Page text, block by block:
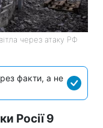
через атаку РФ
факти, а не
Росії 9